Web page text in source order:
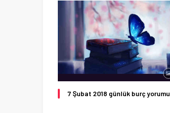
7 Şubat 2018 günlük burç yorumu